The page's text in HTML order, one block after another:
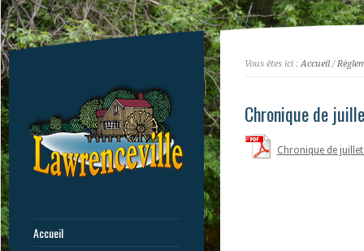
Accueil
Vous êtes ici :Accueil/
Chronique de
Chronique de